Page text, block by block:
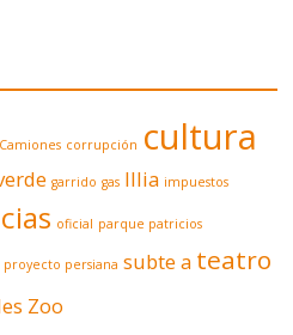
Camiones corrupción cultura
garrido gas Illia impuestos
oficial parque patricios
proyecto persiana subte a teatro
Zoo